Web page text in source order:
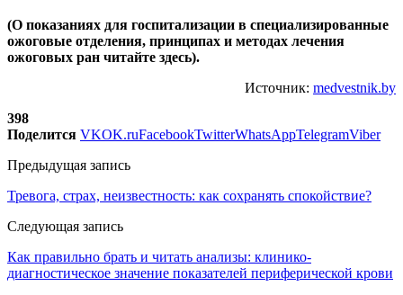
(О показаниях для госпитализации в специализированные
ожоговые отделения, принципах и методах лечения
ожоговых ран читайте здесь).
Источник: medvestnik.by
398
Поделится VKOK.ruFacebookTwitterWhatsAppTelegramViber
Предыдущая запись
Тревога, страх, неизвестность: как сохранять спокойствие?
Следующая запись
Как правильно брать и читать анализы: клинико-
диагностическое значение показателей периферической крови